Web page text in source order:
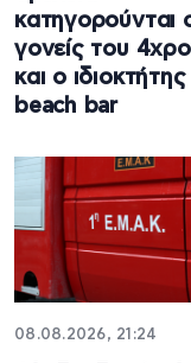
κατηγορούνται
γονείς του
και ο
beach bar
08.08.2026, 21:24